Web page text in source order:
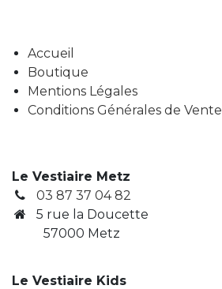
Accueil
Boutique
Mentions Légales
Conditions Générales de Vente
Le Vestiaire Metz
03 87 37 04 82
5 rue la Doucette
57000 Metz
Le Vestiaire Kids